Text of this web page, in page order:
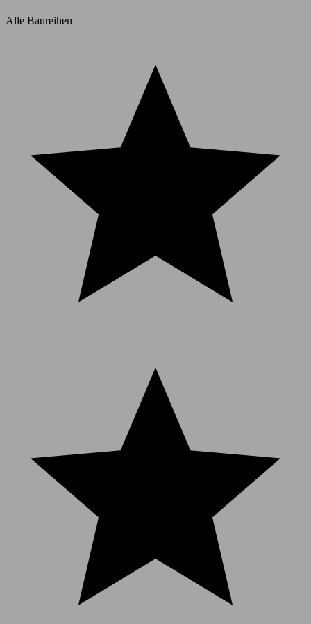
Alle Baureihen